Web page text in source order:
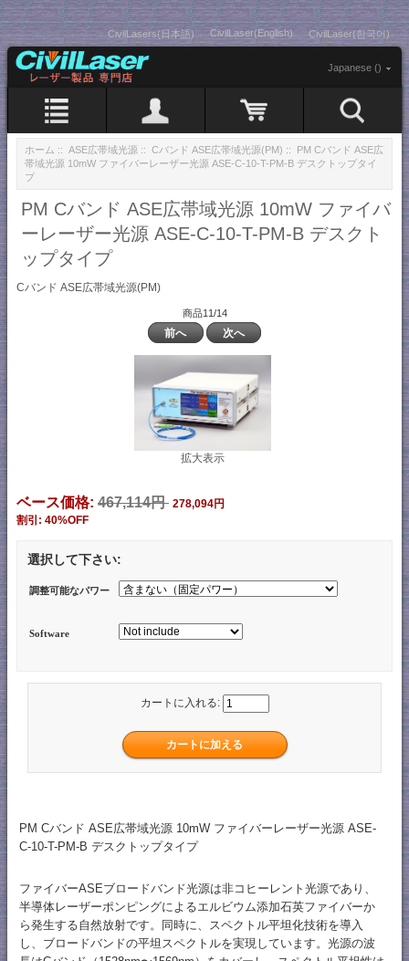
CivilLasers(日本語) CivilLaser(English) CivilLaser(한국어)
Japanese ()
ホーム :: ASE広帯域光源 :: Cバンド ASE広帯域光源(PM) :: PM Cバンド ASE広
帯域光源 10mW ファイバーレーザー光源 ASE-C-10-T-PM-B デスクトップタイ
プ
PM Cバンド ASE広帯域光源 10mW ファイバ
ーレーザー光源 ASE-C-10-T-PM-B デスクト
ップタイプ
Cバンド ASE広帯域光源(PM)
商品11/14
前へ 次へ
拡大表示
ベース価格: 467,114円 278,094円
割引: 40%OFF
選択して下さい:
調整可能なパワー
Software
カートに入れる:
PM Cバンド ASE広帯域光源 10mW ファイバーレーザー光源 ASE-
C-10-T-PM-B デスクトップタイプ
ファイバーASEブロードバンド光源は非コヒーレント光源であり、
半導体レーザーポンピングによるエルビウム添加石英ファイバーか
ら発生する自然放射です。同時に、スペクトル平坦化技術を導入
し、ブロードバンドの平坦スペクトルを実現しています。光源の波